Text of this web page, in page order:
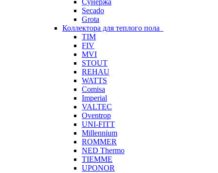
Сунержа
Secado
Grota
Коллектора для теплого пола
TIM
FIV
MVI
STOUT
REHAU
WATTS
Comisa
Imperial
VALTEC
Oventrop
UNI-FITT
Millennium
ROMMER
NED Thermo
TIEMME
UPONOR